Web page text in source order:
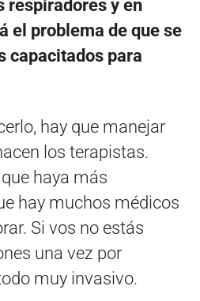
respiradores y en
el problema de que se
capacitados para
hay que manejar
los terapistas.
haya más
hay muchos médicos
Si vos no estás
una vez por
muy invasivo.